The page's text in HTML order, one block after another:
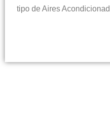
tipo de Aires